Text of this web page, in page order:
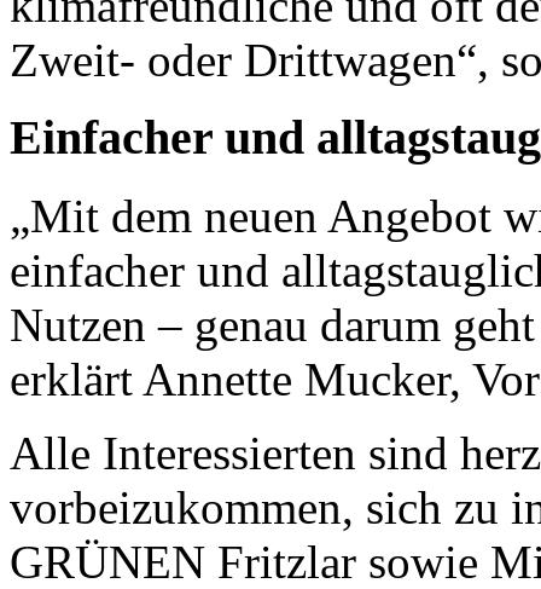
Zweit- oder Drittwagen“,
Einfacher und
„Mit dem neuen Angebot
einfacher und
Nutzen – genau darum
erklärt Annette Mucker,
Alle Interessierten sind
vorbeizukommen, sich zu
GRÜNEN Fritzlar sowie